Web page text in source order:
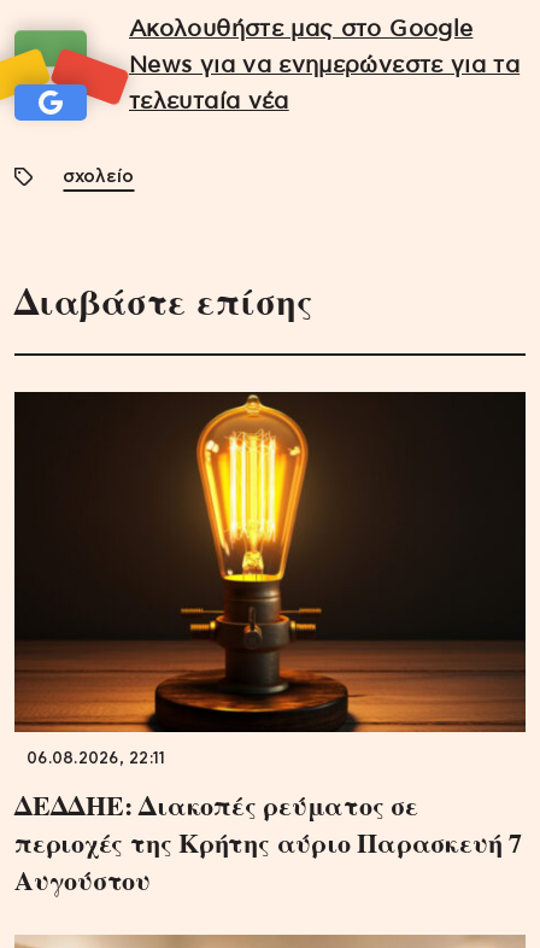
Ακολουθήστε μας στο Google
News για να ενημερώνεστε για τα
τελευταία νέα
σχολείο
Διαβάστε επίσης
06.08.2026, 22:11
ΔΕΔΔΗΕ: Διακοπές ρεύματος σε
περιοχές της Κρήτης αύριο Παρασκευή 7
Αυγούστου